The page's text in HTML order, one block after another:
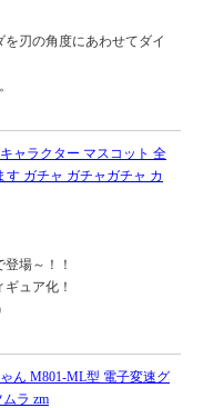
刃の角度にあわせてダイ
ャラクター マスコット 全
ガチャ ガチャガチャ カ
場～！！
ュア化！
ん M801-ML型 電子変速グ
ラ zm